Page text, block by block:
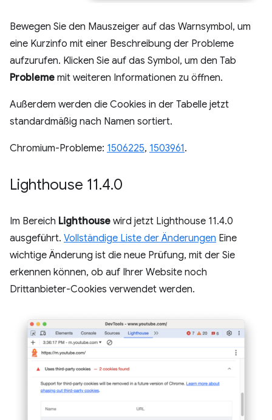
Bewegen Sie den Mauszeiger auf das Warnsymbol, um
eine Kurzinfo mit einer Beschreibung der Probleme
aufzurufen. Klicken Sie auf das Symbol, um den Tab
Probleme mit weiteren Informationen zu öffnen.
Außerdem werden die Cookies in der Tabelle jetzt
standardmäßig nach Namen sortiert.
Chromium-Probleme: 1506225, 1503961.
Lighthouse 11.4.0
Im Bereich Lighthouse wird jetzt Lighthouse 11.4.0
ausgeführt. Vollständige Liste der Änderungen Eine
wichtige Änderung ist die neue Prüfung, mit der Sie
erkennen können, ob auf Ihrer Website noch
Drittanbieter-Cookies verwendet werden.